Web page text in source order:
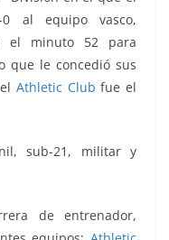
al equipo vasco,
el minuto 52 para
que le concedió sus
Athletic Club fue el
sub-21, militar y
de entrenador,